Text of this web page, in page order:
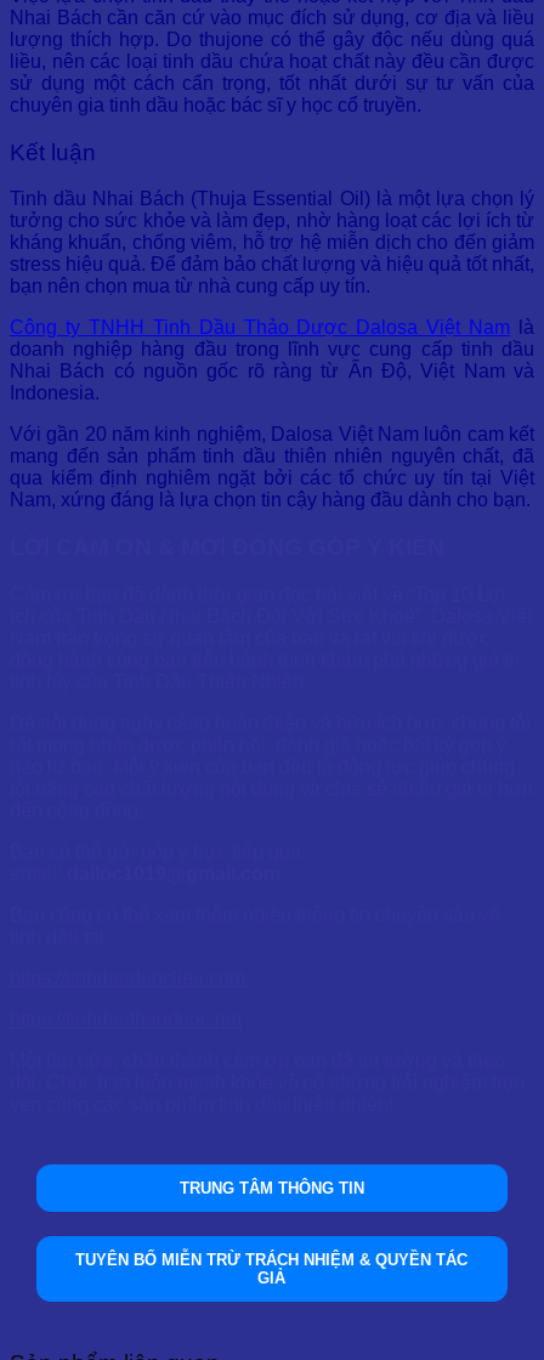
Nhai Bách cần căn cứ vào mục đích sử dụng, cơ địa và liều
lượng thích hợp. Do thujone có thể gây độc nếu dùng quá
liều, nên các loại tinh dầu chứa hoạt chất này đều cần được
sử dụng một cách cẩn trọng, tốt nhất dưới sự tư vấn của
chuyên gia tinh dầu hoặc bác sĩ y học cổ truyền.
Kết luận
Tinh dầu Nhai Bách (Thuja Essential Oil) là một lựa chọn lý
tưởng cho sức khỏe và làm đẹp, nhờ hàng loạt các lợi ích từ
kháng khuẩn, chống viêm, hỗ trợ hệ miễn dịch cho đến giảm
stress hiệu quả. Để đảm bảo chất lượng và hiệu quả tốt nhất,
bạn nên chọn mua từ nhà cung cấp uy tín.
Công ty TNHH Tinh Dầu Thảo Dược Dalosa Việt Nam là
doanh nghiệp hàng đầu trong lĩnh vực cung cấp tinh dầu
Nhai Bách có nguồn gốc rõ ràng từ Ấn Độ, Việt Nam và
Indonesia.
Với gần 20 năm kinh nghiệm, Dalosa Việt Nam luôn cam kết
mang đến sản phẩm tinh dầu thiên nhiên nguyên chất, đã
qua kiểm định nghiêm ngặt bởi các tổ chức uy tín tại Việt
Nam, xứng đáng là lựa chọn tin cậy hàng đầu dành cho bạn.
TRUNG TÂM THÔNG TIN
TUYÊN BỐ MIỄN TRỪ TRÁCH NHIỆM & QUYỀN TÁC
GIẢ